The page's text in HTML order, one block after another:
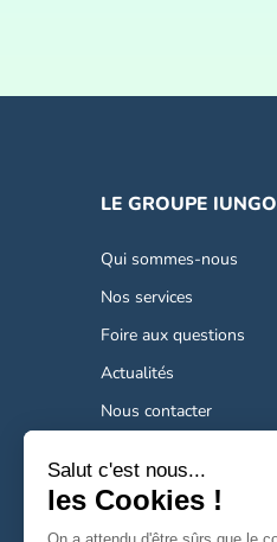
LE GROUPE IUNGO
Qui sommes-nous
Nos services
Foire aux questions
Actualités
Nous contacter